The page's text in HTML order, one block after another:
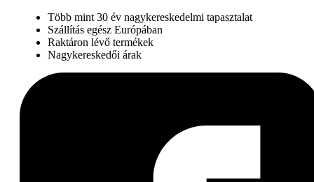
Több mint 30 év nagykereskedelmi tapasztalat
Szállítás egész Európában
Raktáron lévő termékek
Nagykereskedői árak